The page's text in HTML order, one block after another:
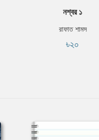
নশ্বর ১
রাফাত শামস
৳২০